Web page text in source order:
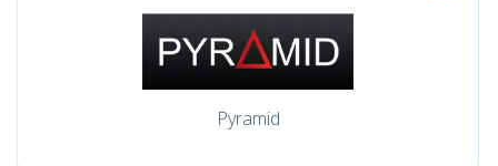
Pyramid